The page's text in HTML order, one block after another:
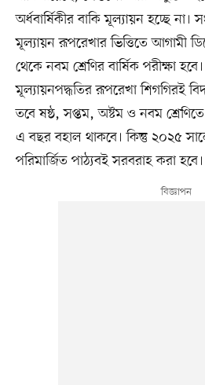
অর্ধবার্ষিকীর বাকি মূল্যায়ন হচ্ছে
মূল্যায়ন রূপরেখার ভিত্তিতে আগামী
থেকে নবম শ্রেণির বার্ষিক পরীক্ষা
মূল্যায়নপদ্ধতির রূপরেখা শিগগিরই
তবে ষষ্ঠ, সপ্তম, অষ্টম ও নবম
এ বছর বহাল থাকবে। কিন্তু ২০২৫
পরিমার্জিত পাঠ্যবই সরবরাহ করা হবে।